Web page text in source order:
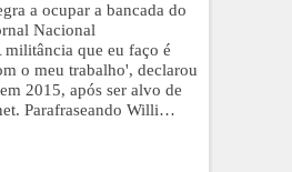
a ocupar a bancada do
Nacional
militância que eu faço é
o meu trabalho', declarou
2015, após ser alvo de
Parafraseando Willi…